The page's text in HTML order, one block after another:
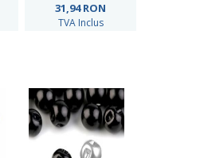
31,94RON
TVA Inclus